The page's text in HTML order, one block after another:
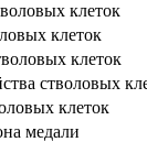
клеток
клеток
клеток
стволовых
клеток
медали